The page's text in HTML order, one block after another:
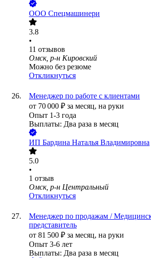
ООО Спецмашинери
3.8
•
11 отзывов
Омск, р-н Кировский
Можно без резюме
Откликнуться
Менеджер по работе с клиентами
от 70 000 ₽ за месяц, на руки
Опыт 1-3 года
Выплаты: Два раза в месяц
ИП Бардина Наталья Владимировна
5.0
•
1 отзыв
Омск, р-н Центральный
Откликнуться
Менеджер по продажам /
представитель
от 81 500 ₽ за месяц, на руки
Опыт 3-6 лет
Выплаты: Два раза в месяц